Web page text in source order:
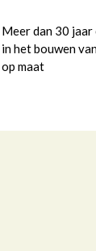
Meer dan 30
in het bouwen
op maat